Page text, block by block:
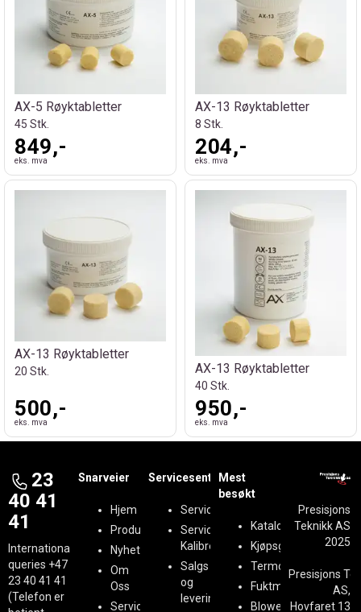
AX-5 Røyktabletter
45 Stk.
849,-
eks. mva
AX-13 Røyktabletter
8 Stk.
204,-
eks. mva
AX-13 Røyktabletter
20 Stk.
500,-
eks. mva
AX-13 Røyktabletter
40 Stk.
950,-
eks. mva
23
40 41
41
International
queries +47
23 40 41 41
(Telefon er
Snarveier
Hjem
Produkter
Nyheter
Om
Oss
Service
Servicesenter
Serviceregistrering
Service &
Kalibrering
Salgs
og
leveringsbetingelser
Mest
besøkt
Kataloger
Kjøpsguider
Termografi
Fuktmåling
BlowerDoor
Presisjons
Teknikk AS
2025
Presisjons
AS,
Hovfaret 13